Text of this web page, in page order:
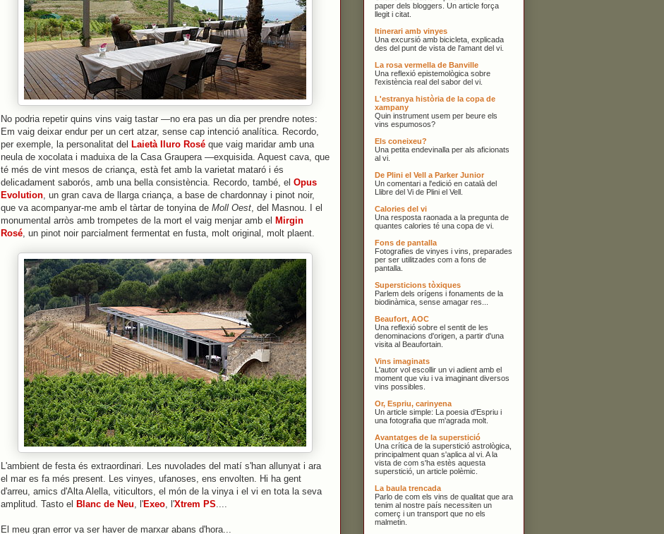
No podria repetir quins vins vaig tastar —no era pas un dia per prendre notes:
Em vaig deixar endur per un cert atzar, sense cap intenció analítica. Recordo,
per exemple, la personalitat del Laietà Iluro Rosé que vaig maridar amb una
neula de xocolata i maduixa de la Casa Graupera —exquisida. Aquest cava, que
té més de vint mesos de criança, està fet amb la varietat mataró i és
delicadament saborós, amb una bella consistència. Recordo, també, el Opus
Evolution, un gran cava de llarga criança, a base de chardonnay i pinot noir,
que va acompanyar-me amb el tàrtar de tonyina de Moll Oest, del Masnou. I el
monumental arròs amb trompetes de la mort el vaig menjar amb el Mirgin
Rosé, un pinot noir parcialment fermentat en fusta, molt original, molt plaent.
L'ambient de festa és extraordinari. Les nuvolades del matí s'han allunyat i ara
el mar es fa més present. Les vinyes, ufanoses, ens envolten. Hi ha gent
d'arreu, amics d'Alta Alella, viticultors, el món de la vinya i el vi en tota la seva
amplitud. Tasto el Blanc de Neu, l'Exeo, l'Xtrem PS....
El meu gran error va ser haver de marxar abans d'hora...
paper dels bloggers. Un article força
llegit i citat.
Itinerari amb vinyes
Una excursió amb bicicleta, explicada
des del punt de vista de l'amant del vi.
La rosa vermella de Banville
Una reflexió epistemològica sobre
l'existència real del sabor del vi.
L'estranya història de la copa de
xampany
Quin instrument usem per beure els
vins espumosos?
Els coneixeu?
Una petita endevinalla per als aficionats
al vi.
De Plini el Vell a Parker Junior
Un comentari a l'edició en català del
Llibre del Vi de Plini el Vell.
Calories del vi
Una resposta raonada a la pregunta de
quantes calories té una copa de vi.
Fons de pantalla
Fotografies de vinyes i vins, preparades
per ser utilitzades com a fons de
pantalla.
Supersticions tòxiques
Parlem dels orígens i fonaments de la
biodinàmica, sense amagar res...
Beaufort, AOC
Una reflexió sobre el sentit de les
denominacions d'origen, a partir d'una
visita al Beaufortain.
Vins imaginats
L'autor vol escollir un vi adient amb el
moment que viu i va imaginant diversos
vins possibles.
Or, Espriu, carinyena
Un article simple: La poesia d'Espriu i
una fotografia que m'agrada molt.
Avantatges de la superstició
Una crítica de la superstició astrològica,
principalment quan s'aplica al vi. A la
vista de com s'ha estès aquesta
superstició, un article polèmic.
La baula trencada
Parlo de com els vins de qualitat que ara
tenim al nostre país necessiten un
comerç i un transport que no els
malmetin.